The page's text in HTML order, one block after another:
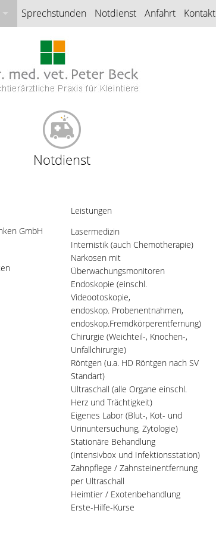
Sprechstunden Notdienst Anfahrt Kontakt
Notdienst
GmbH
Leistungen
Lasermedizin
Internistik (auch Chemotherapie)
Narkosen mit
Überwachungsmonitoren
Endoskopie (einschl.
Videootoskopie,
endoskop. Probenentnahmen,
endoskop.Fremdkörperentfernung)
Chirurgie (Weichteil-, Knochen-,
Unfallchirurgie)
Röntgen (u.a. HD Röntgen nach SV
Standart)
Ultraschall (alle Organe einschl.
Herz und Trächtigkeit)
Eigenes Labor (Blut-, Kot- und
Urinuntersuchung, Zytologie)
Stationäre Behandlung
(Intensivbox und Infektionsstation)
Zahnpflege / Zahnsteinentfernung
per Ultraschall
Heimtier / Exotenbehandlung
Erste-Hilfe-Kurse